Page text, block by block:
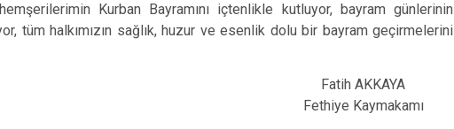
Kurban Bayramını içtenlikle kutluyor, bayram günlerinin
tüm halkımızın sağlık, huzur ve esenlik dolu bir bayram geçirmelerini
Fatih AKKAYA
Fethiye Kaymakamı